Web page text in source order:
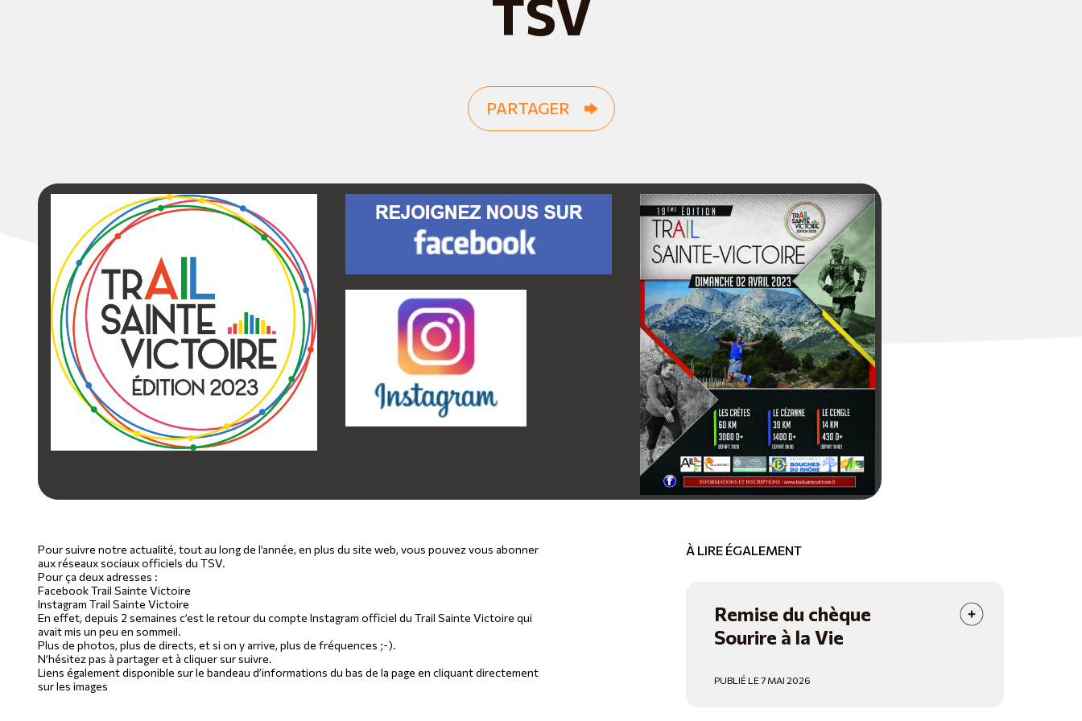
TSV
PARTAGER
Pour suivre notre actualité, tout au long de l’année, en plus du site web, vous pouvez vous abonner
aux réseaux sociaux officiels du TSV.
Pour ça deux adresses :
Facebook Trail Sainte Victoire
Instagram Trail Sainte Victoire
En effet, depuis 2 semaines c’est le retour du compte Instagram officiel du Trail Sainte Victoire qui
avait mis un peu en sommeil.
Plus de photos, plus de directs, et si on y arrive, plus de fréquences ;-).
N’hésitez pas à partager et à cliquer sur suivre.
Liens également disponible sur le bandeau d’informations du bas de la page en cliquant directement
sur les images
À LIRE ÉGALEMENT
Remise du chèque
Sourire à la Vie
PUBLIÉ LE 7 MAI 2026